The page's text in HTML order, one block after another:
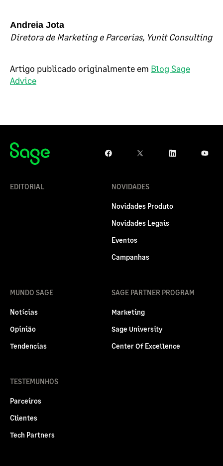
Andreia Jota
Diretora de Marketing e Parcerias, Yunit Consulting
Artigo publicado originalmente em Blog Sage
Advice
EDITORIAL NOVIDADES
Novidades Produto
Novidades Legais
Eventos
Campanhas
MUNDO SAGE
Notícias
Opinião
Tendencias
SAGE PARTNER PROGRAM
Marketing
Sage University
Center Of Excellence
TESTEMUNHOS
Parceiros
Clientes
Tech Partners